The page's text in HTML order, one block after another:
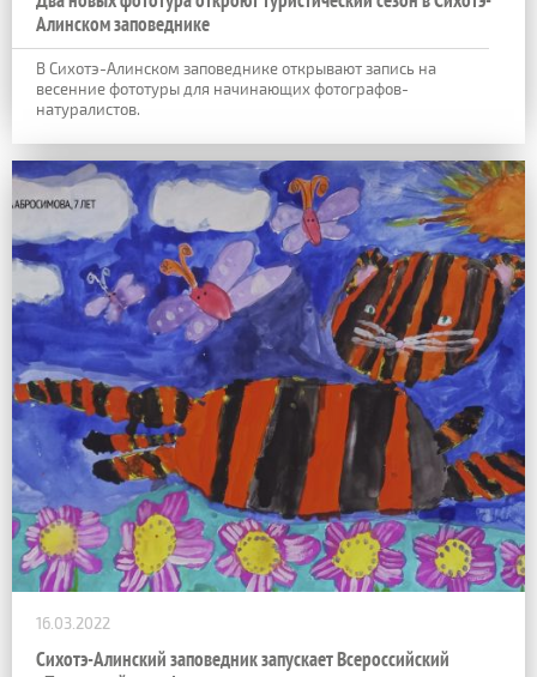
Алинском заповеднике
В Сихотэ-Алинском заповеднике открывают запись на
весенние фототуры для начинающих фотографов-
натуралистов.
16.03.2022
Сихотэ-Алинский заповедник запускает Всероссийский